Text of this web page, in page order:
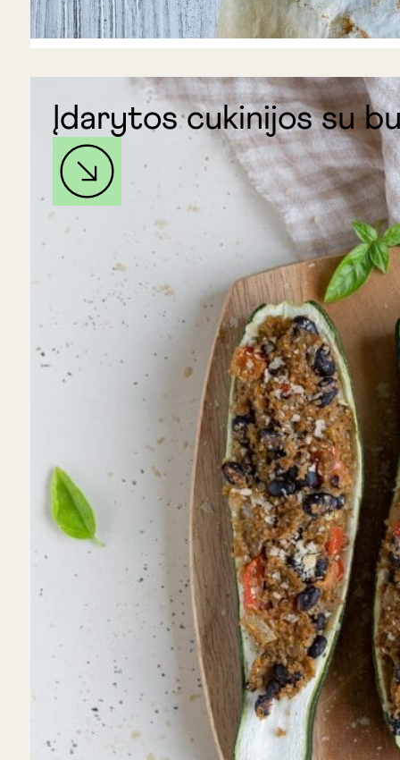
Įdarytos cukinijos su